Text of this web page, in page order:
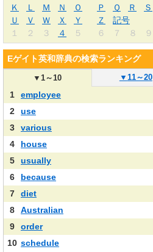
Ｋ
Ｌ Ｍ Ｎ Ｏ Ｐ Ｑ Ｒ Ｓ
Ｕ
Ｖ Ｗ Ｘ Ｙ Ｚ
記号
１
２ ３ ４ ５ ６ ７ ８ ９
Eゲイト英和辞典の検索ランキング
▼1～10 ▼ 11～20
1
employee
2
use
3
various
4
house
5
usually
6
because
7
diet
8
Australian
9
order
10 schedule